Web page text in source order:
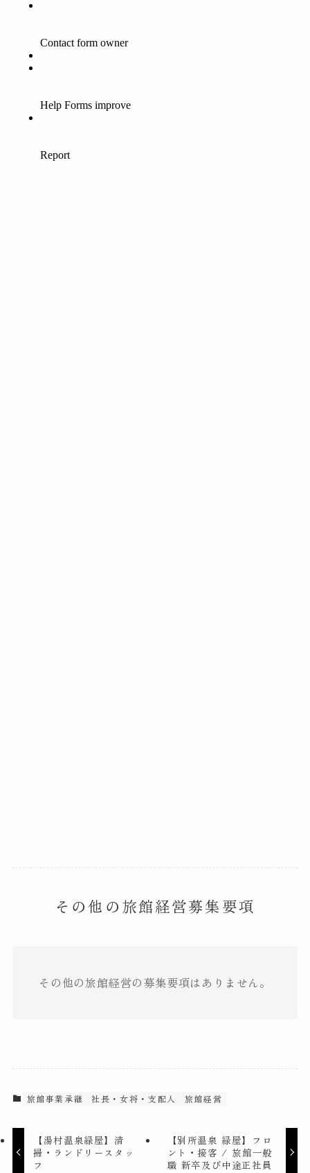
その他の旅館経営募集要項
その他の旅館経営の募集要項はありません。
旅館事業承継 社長・女将・支配人 旅館経営
【湯村温泉緑屋】清
掃・ランドリースタッ
フ
【別所温泉 緑屋】フロ
ント・接客 / 旅館一般
職 新卒及び中途正社員